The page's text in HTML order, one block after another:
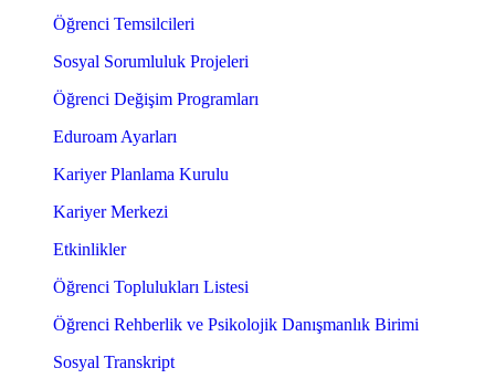
Öğrenci Temsilcileri
Sosyal Sorumluluk Projeleri
Öğrenci Değişim Programları
Eduroam Ayarları
Kariyer Planlama Kurulu
Kariyer Merkezi
Etkinlikler
Öğrenci Toplulukları Listesi
Öğrenci Rehberlik ve Psikolojik Danışmanlık Birimi
Sosyal Transkript